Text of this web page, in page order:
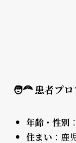
🧑‍🦰 患者プ
年齢・性別
住まい ：鹿